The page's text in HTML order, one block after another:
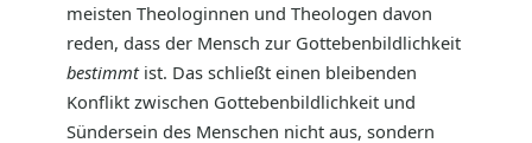
meisten Theologinnen und Theologen davon
reden, dass der Mensch zur Gottebenbildlichkeit
bestimmtist. Das schließt einen bleibenden
Konflikt zwischen Gottebenbildlichkeit und
Sündersein des Menschen nicht aus, sondern